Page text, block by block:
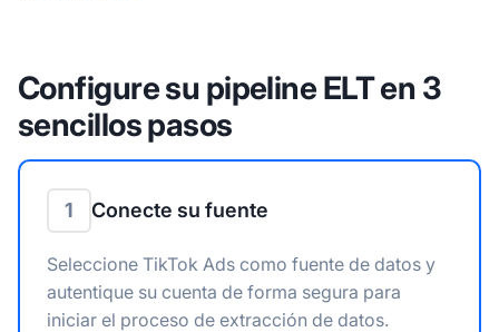
Configure su pipeline ELT en 3
sencillos pasos
1 Conecte su fuente
Seleccione TikTok Ads como fuente de datos y
autentique su cuenta de forma segura para
iniciar el proceso de extracción de datos.